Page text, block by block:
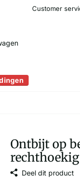
Customer
Ontbijt op
Deel dit product